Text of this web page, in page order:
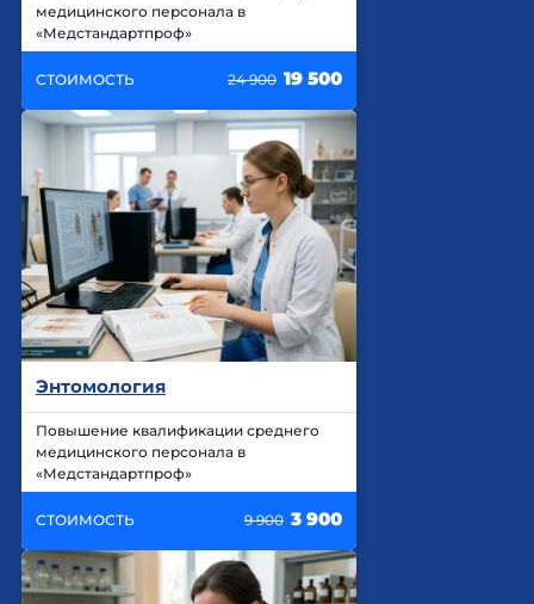
медицинского персонала в
«Медстандартпроф»
СТОИМОСТЬ 24 900 19 500
Энтомология
Повышение квалификации среднего
медицинского персонала в
«Медстандартпроф»
СТОИМОСТЬ 9 900 3 900